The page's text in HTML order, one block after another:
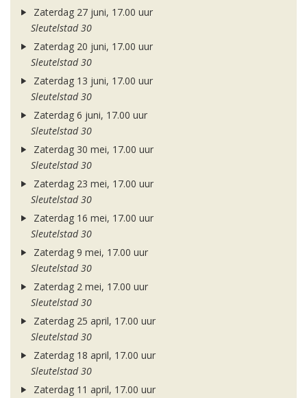
Zaterdag 27 juni, 17.00 uur
Sleutelstad 30
Zaterdag 20 juni, 17.00 uur
Sleutelstad 30
Zaterdag 13 juni, 17.00 uur
Sleutelstad 30
Zaterdag 6 juni, 17.00 uur
Sleutelstad 30
Zaterdag 30 mei, 17.00 uur
Sleutelstad 30
Zaterdag 23 mei, 17.00 uur
Sleutelstad 30
Zaterdag 16 mei, 17.00 uur
Sleutelstad 30
Zaterdag 9 mei, 17.00 uur
Sleutelstad 30
Zaterdag 2 mei, 17.00 uur
Sleutelstad 30
Zaterdag 25 april, 17.00 uur
Sleutelstad 30
Zaterdag 18 april, 17.00 uur
Sleutelstad 30
Zaterdag 11 april, 17.00 uur